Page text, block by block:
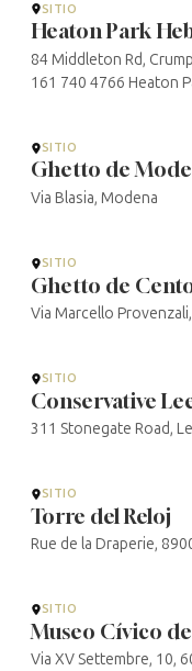
SITIO
Heaton Park
84 Middleton Rd,
161 740 4766 Heaton
SITIO
Ghetto de
Via Blasia, Modena
SITIO
Ghetto de
Via Marcello
SITIO
Conservative
311 Stonegate Road,
SITIO
Torre del Reloj
Rue de la Draperie,
SITIO
Museo Cívico de
Via XV Settembre, 10,